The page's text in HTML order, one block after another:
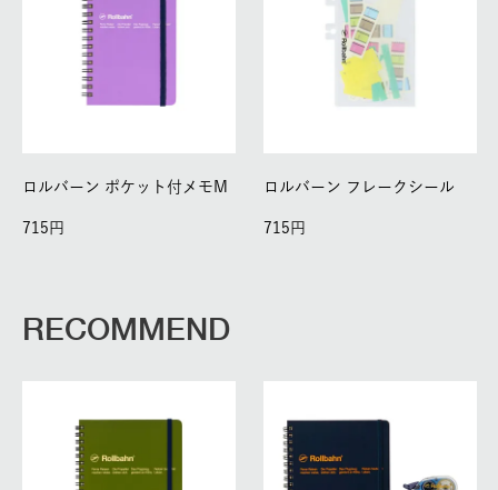
ロルバーン ポケット付メモM
715
ロルバーン フレークシール
715
RECOMMEND